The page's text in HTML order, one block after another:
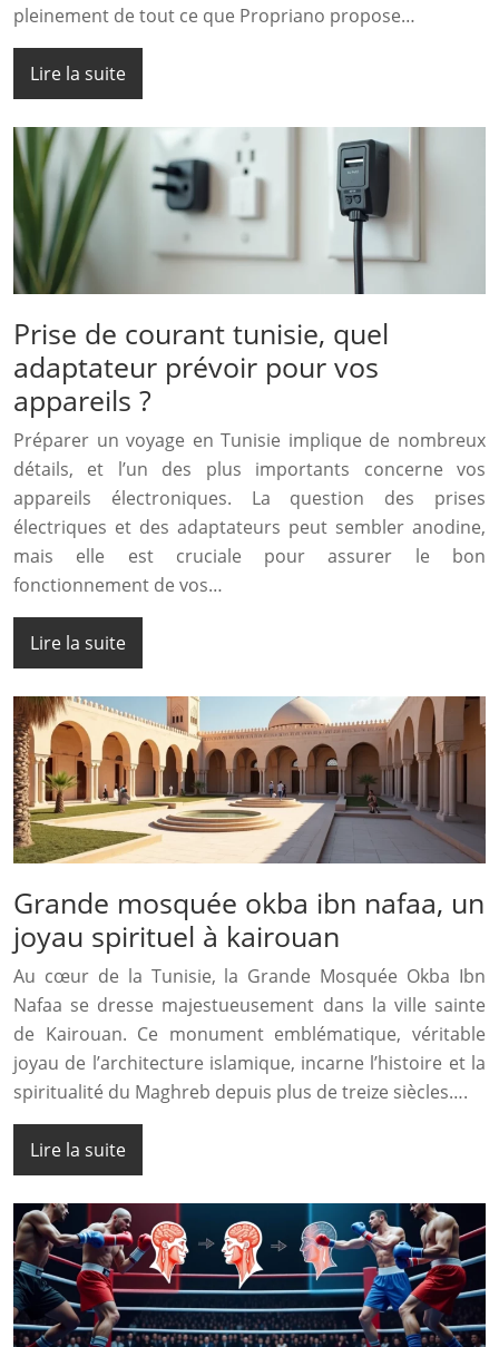
pleinement de tout ce que Propriano propose…
Lire la suite
Prise de courant tunisie, quel
adaptateur prévoir pour vos
appareils ?
Préparer un voyage en Tunisie implique de nombreux
détails, et l’un des plus importants concerne vos
appareils électroniques. La question des prises
électriques et des adaptateurs peut sembler anodine,
mais elle est cruciale pour assurer le bon
fonctionnement de vos…
Lire la suite
Grande mosquée okba ibn nafaa, un
joyau spirituel à kairouan
Au cœur de la Tunisie, la Grande Mosquée Okba Ibn
Nafaa se dresse majestueusement dans la ville sainte
de Kairouan. Ce monument emblématique, véritable
joyau de l’architecture islamique, incarne l’histoire et la
spiritualité du Maghreb depuis plus de treize siècles….
Lire la suite